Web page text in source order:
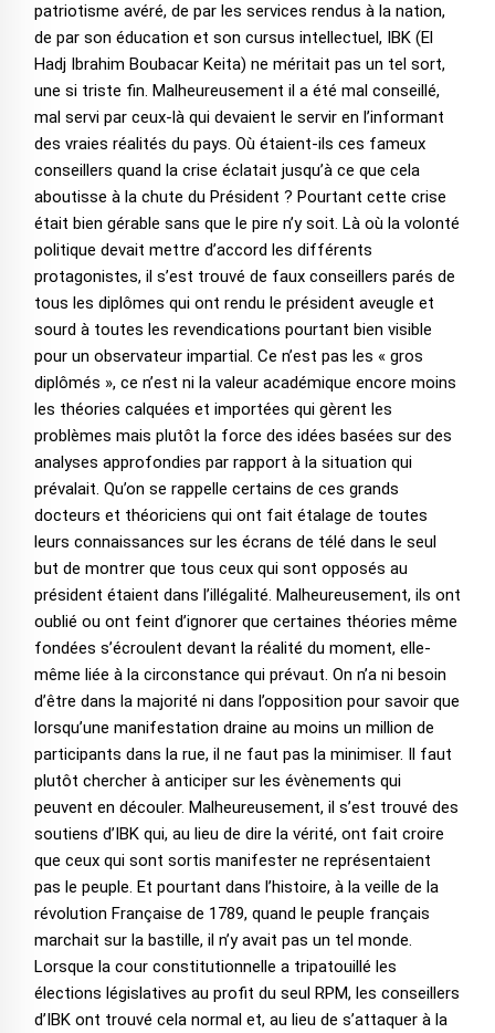
patriotisme avéré, de par les services rendus à la nation,
de par son éducation et son cursus intellectuel, IBK (El
Hadj Ibrahim Boubacar Keita) ne méritait pas un tel sort,
une si triste fin. Malheureusement il a été mal conseillé,
mal servi par ceux-là qui devaient le servir en l’informant
des vraies réalités du pays. Où étaient-ils ces fameux
conseillers quand la crise éclatait jusqu’à ce que cela
aboutisse à la chute du Président ? Pourtant cette crise
était bien gérable sans que le pire n’y soit. Là où la volonté
politique devait mettre d’accord les différents
protagonistes, il s’est trouvé de faux conseillers parés de
tous les diplômes qui ont rendu le président aveugle et
sourd à toutes les revendications pourtant bien visible
pour un observateur impartial. Ce n’est pas les « gros
diplômés », ce n’est ni la valeur académique encore moins
les théories calquées et importées qui gèrent les
problèmes mais plutôt la force des idées basées sur des
analyses approfondies par rapport à la situation qui
prévalait. Qu’on se rappelle certains de ces grands
docteurs et théoriciens qui ont fait étalage de toutes
leurs connaissances sur les écrans de télé dans le seul
but de montrer que tous ceux qui sont opposés au
président étaient dans l’illégalité. Malheureusement, ils ont
oublié ou ont feint d’ignorer que certaines théories même
fondées s’écroulent devant la réalité du moment, elle-
même liée à la circonstance qui prévaut. On n’a ni besoin
d’être dans la majorité ni dans l’opposition pour savoir que
lorsqu’une manifestation draine au moins un million de
participants dans la rue, il ne faut pas la minimiser. Il faut
plutôt chercher à anticiper sur les évènements qui
peuvent en découler. Malheureusement, il s’est trouvé des
soutiens d’IBK qui, au lieu de dire la vérité, ont fait croire
que ceux qui sont sortis manifester ne représentaient
pas le peuple. Et pourtant dans l’histoire, à la veille de la
révolution Française de 1789, quand le peuple français
marchait sur la bastille, il n’y avait pas un tel monde.
Lorsque la cour constitutionnelle a tripatouillé les
élections législatives au profit du seul RPM, les conseillers
d’IBK ont trouvé cela normal et, au lieu de s’attaquer à la